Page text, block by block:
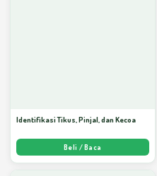
Identifikasi Tikus, Pinjal, dan Kecoa
Beli / Baca